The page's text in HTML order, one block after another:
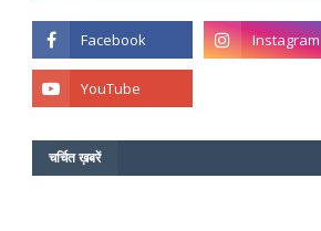
चर्चित ख़बरें